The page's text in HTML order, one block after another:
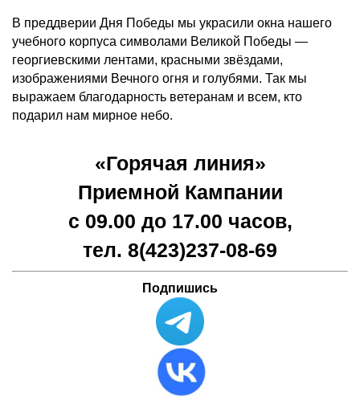
«Горячая линия»
Приемной Кампании
с 09.00 до 17.00 часов,
тел. 8(423)237-08-69
Подпишись
В преддверии Дня Победы мы украсили окна нашего
учебного корпуса символами Великой Победы —
георгиевскими лентами, красными звёздами,
изображениями Вечного огня и голубями. Так мы
выражаем благодарность ветеранам и всем, кто
подарил нам мирное небо.